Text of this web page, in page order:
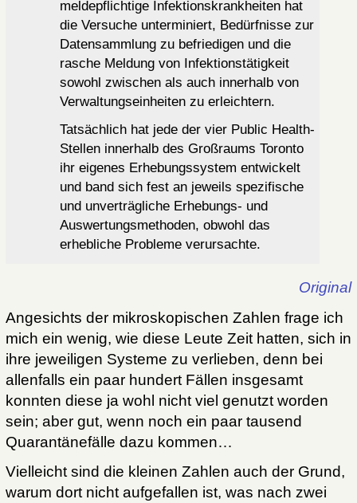
meldepflichtige Infektionskrankheiten hat
die Versuche unterminiert, Bedürfnisse zur
Datensammlung zu befriedigen und die
rasche Meldung von Infektionstätigkeit
sowohl zwischen als auch innerhalb von
Verwaltungseinheiten zu erleichtern.
Tatsächlich hat jede der vier Public Health-
Stellen innerhalb des Großraums Toronto
ihr eigenes Erhebungssystem entwickelt
und band sich fest an jeweils spezifische
und unverträgliche Erhebungs- und
Auswertungsmethoden, obwohl das
erhebliche Probleme verursachte.
Original
Angesichts der mikroskopischen Zahlen frage ich
mich ein wenig, wie diese Leute Zeit hatten, sich in
ihre jeweiligen Systeme zu verlieben, denn bei
allenfalls ein paar hundert Fällen insgesamt
konnten diese ja wohl nicht viel genutzt worden
sein; aber gut, wenn noch ein paar tausend
Quarantänefälle dazu kommen…
Vielleicht sind die kleinen Zahlen auch der Grund,
warum dort nicht aufgefallen ist, was nach zwei